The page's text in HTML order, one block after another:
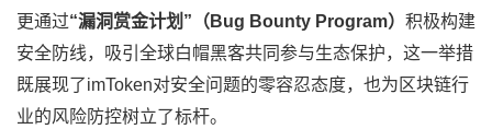
更通过“漏洞赏金计划”（Bug Bounty Program） 积极构建
安全防线，吸引全球白帽黑客共同参与生态保护，这一举措
既展现了imToken对安全问题的零容忍态度，也为区块链行
业的风险防控树立了标杆。